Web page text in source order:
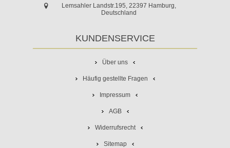
Lemsahler Landstr.195, 22397 Hamburg,
Deutschland
KUNDENSERVICE
Über uns
Häufig gestellte Fragen
Impressum
AGB
Widerrufsrecht
Sitemap